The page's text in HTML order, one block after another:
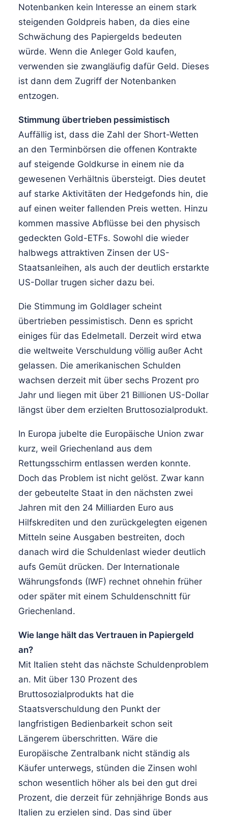
Notenbanken kein Interesse an einem stark
steigenden Goldpreis haben, da dies eine
Schwächung des Papiergelds bedeuten
würde. Wenn die Anleger Gold kaufen,
verwenden sie zwangläufig dafür Geld. Dieses
ist dann dem Zugriff der Notenbanken
entzogen.
Stimmung übertrieben pessimistisch
Auffällig ist, dass die Zahl der Short-Wetten
an den Terminbörsen die offenen Kontrakte
auf steigende Goldkurse in einem nie da
gewesenen Verhältnis übersteigt. Dies deutet
auf starke Aktivitäten der Hedgefonds hin, die
auf einen weiter fallenden Preis wetten. Hinzu
kommen massive Abflüsse bei den physisch
gedeckten Gold-ETFs. Sowohl die wieder
halbwegs attraktiven Zinsen der US-
Staatsanleihen, als auch der deutlich erstarkte
US-Dollar trugen sicher dazu bei.
Die Stimmung im Goldlager scheint
übertrieben pessimistisch. Denn es spricht
einiges für das Edelmetall. Derzeit wird etwa
die weltweite Verschuldung völlig außer Acht
gelassen. Die amerikanischen Schulden
wachsen derzeit mit über sechs Prozent pro
Jahr und liegen mit über 21 Billionen US-Dollar
längst über dem erzielten Bruttosozialprodukt.
In Europa jubelte die Europäische Union zwar
kurz, weil Griechenland aus dem
Rettungsschirm entlassen werden konnte.
Doch das Problem ist nicht gelöst. Zwar kann
der gebeutelte Staat in den nächsten zwei
Jahren mit den 24 Milliarden Euro aus
Hilfskrediten und den zurückgelegten eigenen
Mitteln seine Ausgaben bestreiten, doch
danach wird die Schuldenlast wieder deutlich
aufs Gemüt drücken. Der Internationale
Währungsfonds (IWF) rechnet ohnehin früher
oder später mit einem Schuldenschnitt für
Griechenland.
Wie lange hält das Vertrauen in Papiergeld
an?
Mit Italien steht das nächste Schuldenproblem
an. Mit über 130 Prozent des
Bruttosozialprodukts hat die
Staatsverschuldung den Punkt der
langfristigen Bedienbarkeit schon seit
Längerem überschritten. Wäre die
Europäische Zentralbank nicht ständig als
Käufer unterwegs, stünden die Zinsen wohl
schon wesentlich höher als bei den gut drei
Prozent, die derzeit für zehnjährige Bonds aus
Italien zu erzielen sind. Das sind über